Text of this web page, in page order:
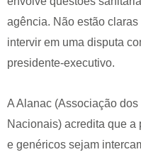
agência. Não estão
intervir em uma disputa
presidente-executivo.
A Alanac (Associação
Nacionais) acredita que
e genéricos sejam